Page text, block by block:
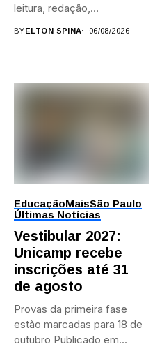
leitura, redação,
BYELTON SPINA 06/08/2026
EducaçãoMaisSão Paulo
Últimas Notícias
Vestibular 2027:
Unicamp recebe
inscrições até 31
de agosto
Provas da primeira fase
estão marcadas para 18 de
outubro Publicado em...